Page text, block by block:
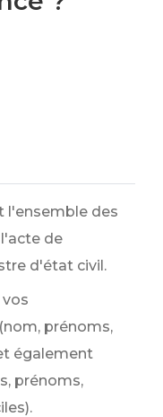
l'ensemble des
de
d'état civil.
prénoms,
également
prénoms,